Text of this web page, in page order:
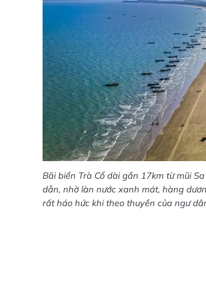
Bãi biển Trà Cổ dài gần 17km từ mũi
dẫn, nhờ làn nước xanh mát, hàng
rất háo hức khi theo thuyền của ngư